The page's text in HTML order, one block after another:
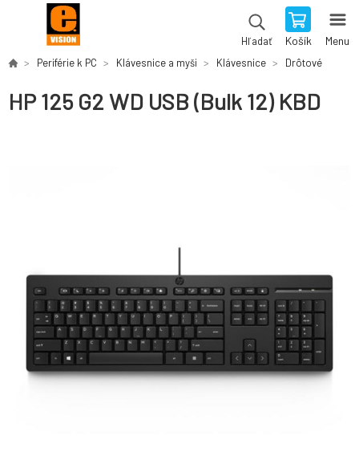
Hľadať Košík Menu
Periférie k PC Klávesnice a myši Klávesnice Drôtové
HP 125 G2 WD USB (Bulk 12) KBD